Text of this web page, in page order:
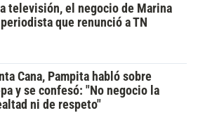
televisión, el negocio de Marina
que renunció a TN
Cana, Pampita habló sobre
y se confesó: "No negocio la
ni de respeto"